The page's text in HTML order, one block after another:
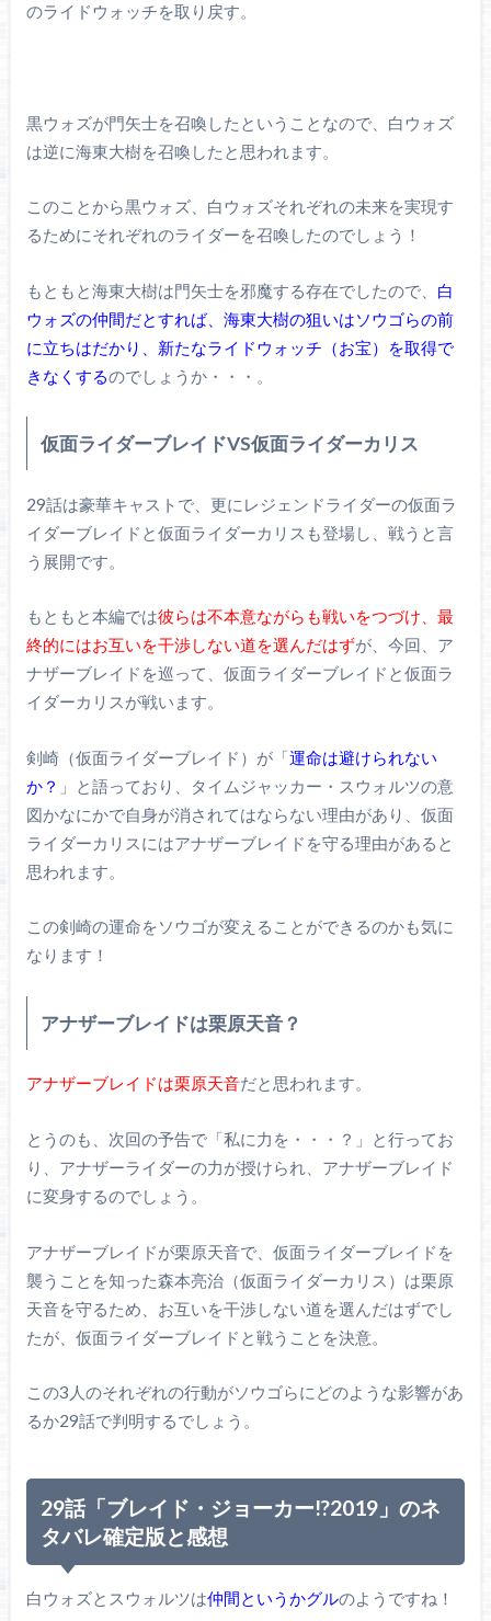
のライドウォッチを取り戻す。
黒ウォズが門矢士を召喚したということなので、白ウォズ
は逆に海東大樹を召喚したと思われます。
このことから黒ウォズ、白ウォズそれぞれの未来を実現す
るためにそれぞれのライダーを召喚したのでしょう！
もともと海東大樹は門矢士を邪魔する存在でしたので、 白
ウォズの仲間だとすれば、海東大樹の狙いはソウゴらの前
に立ちはだかり、新たなライドウォッチ（お宝）を取得で
きなくするのでしょうか・・・。
仮面ライダーブレイドVS仮面ライダーカリス
29話は豪華キャストで、更にレジェンドライダーの仮面ラ
イダーブレイドと仮面ライダーカリスも登場し、戦うと言
う展開です。
もともと本編では彼らは不本意ながらも戦いをつづけ、最
終的にはお互いを干渉しない道を選んだはずが、今回、ア
ナザーブレイドを巡って、仮面ライダーブレイドと仮面ラ
イダーカリスが戦います。
剣崎（仮面ライダーブレイド）が「運命は避けられない
か？ 」と語っており、タイムジャッカー・スウォルツの意
図かなにかで自身が消されてはならない理由があり、仮面
ライダーカリスにはアナザーブレイドを守る理由があると
思われます。
この剣崎の運命をソウゴが変えることができるのかも気に
なります！
アナザーブレイドは栗原天音？
アナザーブレイドは栗原天音だと思われます。
とうのも、次回の予告で「私に力を・・・？」と行ってお
り、アナザーライダーの力が授けられ、アナザーブレイド
に変身するのでしょう。
アナザーブレイドが栗原天音で、仮面ライダーブレイドを
襲うことを知った森本亮治（仮面ライダーカリス）は栗原
天音を守るため、お互いを干渉しない道を選んだはずでし
たが、仮面ライダーブレイドと戦うことを決意。
この3人のそれぞれの行動がソウゴらにどのような影響があ
るか29話で判明するでしょう。
29話「ブレイド・ジョーカー!?2019」のネ
タバレ確定版と感想
白ウォズとスウォルツは仲間というかグルのようですね！